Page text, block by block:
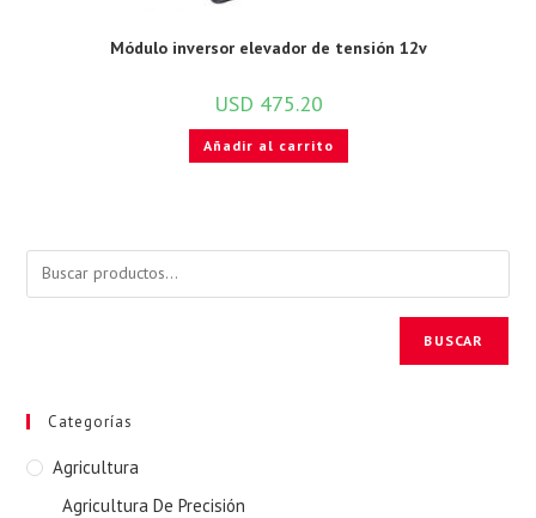
Módulo inversor elevador de tensión 12v
USD 475.20
Añadir al carrito
BUSCAR
Categorías
Agricultura
Agricultura De Precisión